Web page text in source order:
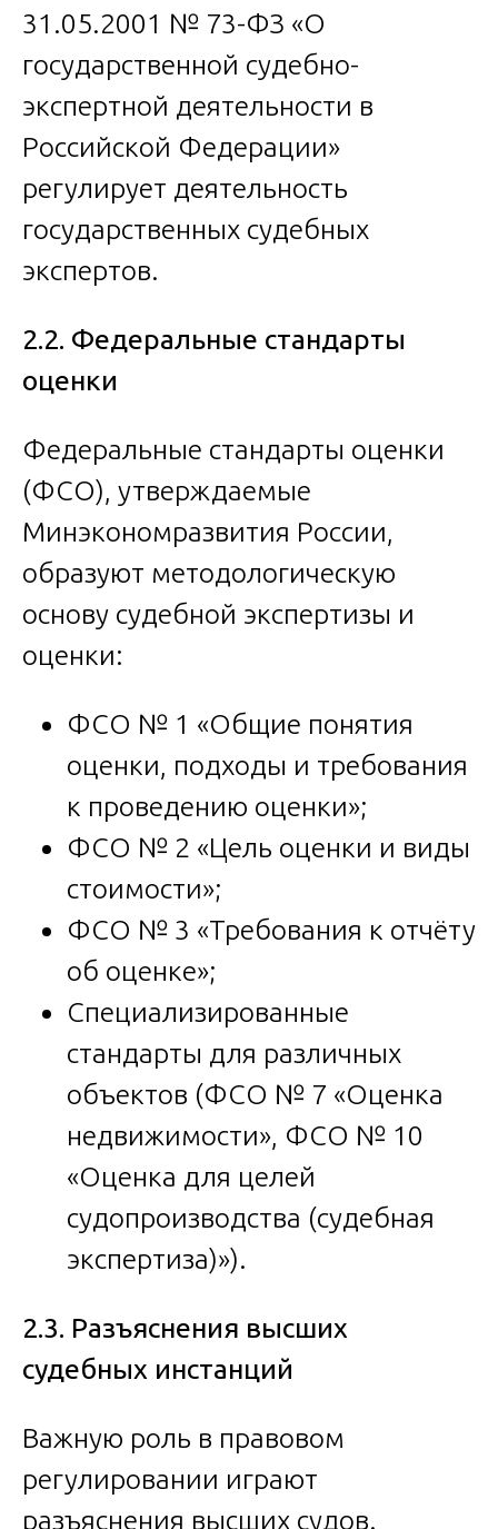
31.05.2001 № 73-ФЗ «О
государственной судебно-
экспертной деятельности в
Российской Федерации»
регулирует деятельность
государственных судебных
экспертов.
2.2. Федеральные стандарты
оценки
Федеральные стандарты оценки
(ФСО), утверждаемые
Минэкономразвития России,
образуют методологическую
основу судебной экспертизы и
оценки:
ФСО № 1 «Общие понятия
оценки, подходы и требования
к проведению оценки»;
ФСО № 2 «Цель оценки и виды
стоимости»;
ФСО № 3 «Требования к отчёту
об оценке»;
Специализированные
стандарты для различных
объектов (ФСО № 7 «Оценка
недвижимости», ФСО № 10
«Оценка для целей
судопроизводства (судебная
экспертиза)»).
2.3. Разъяснения высших
судебных инстанций
Важную роль в правовом
регулировании играют
разъяснения высших судов.